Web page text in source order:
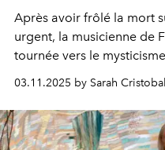
Après avoir frôlé la mort
urgent, la musicienne de
tournée vers le
03.11.2025 by Sarah Cristobal